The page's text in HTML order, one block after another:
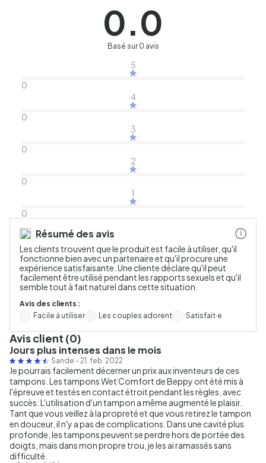
0.0
Basé sur 0 avis
5
0
4
0
3
0
2
0
1
0
Résumé des avis
Les clients trouvent que le produit est facile à utiliser, qu'il
fonctionne bien avec un partenaire et qu'il procure une
expérience satisfaisante. Une cliente déclare qu'il peut
facilement être utilisé pendant les rapports sexuels et qu'il
semble tout à fait naturel dans cette situation.
Avis des clients :
Facile à utiliser
Les couples adorent Satisfait·e
i
Avis client (0)
Jours plus intenses dans le mois
Sande - 21. feb. 2022
Je pourrais facilement décerner un prix aux inventeurs de ces
tampons. Les tampons Wet Comfort de Beppy ont été mis à
l'épreuve et testés en contact étroit pendant les règles, avec
succès. L'utilisation d'un tampon a même augmenté le plaisir.
Tant que vous veillez à la propreté et que vous retirez le tampon
en douceur, il n'y a pas de complications. Dans une cavité plus
profonde, les tampons peuvent se perdre hors de portée des
doigts, mais dans mon propre trou, je les ai ramassés sans
difficulté.